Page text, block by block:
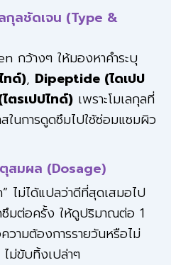
กุลชัดเจน (Type &
กว้างๆ ให้มองหาคำระบุ
ทด์), Dipeptide (ไดเปป
รเปปไทด์)เพราะโมเลกุลที่
ในการดูดซึมไปใช้ซ่อมแซมผิว
สมผล (Dosage)
ไม่ได้แปลว่าดีที่สุดเสมอไป
ซึมต่อครั้ง ให้ดูปริมาณต่อ 1
ามต้องการรายวันหรือไม่
ม่ขับทิ้งเปล่าๆ